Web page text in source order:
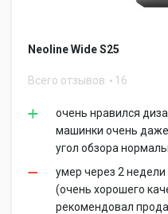
Neoline Wide S25
Всего отзывов 16
очень нравился
машинки очень
угол обзора
умер через 2 недели
(очень хорошего
рекомендовал